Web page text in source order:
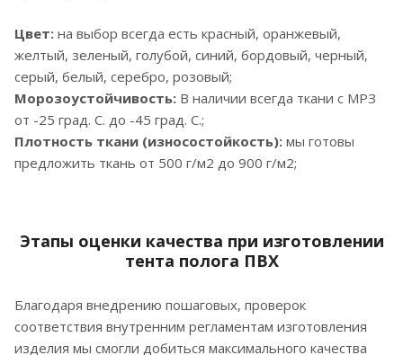
Цвет: на выбор всегда есть красный, оранжевый,
желтый, зеленый, голубой, синий, бордовый, черный,
серый, белый, серебро, розовый;
Морозоустойчивость: В наличии всегда ткани с МРЗ
от -25 град. С. до -45 град. С.;
Плотность ткани (износостойкость): мы готовы
предложить ткань от 500 г/м2 до 900 г/м2;
Этапы оценки качества при изготовлении
тента полога ПВХ
Благодаря внедрению пошаговых, проверок
соответствия внутренним регламентам изготовления
изделия мы смогли добиться максимального качества